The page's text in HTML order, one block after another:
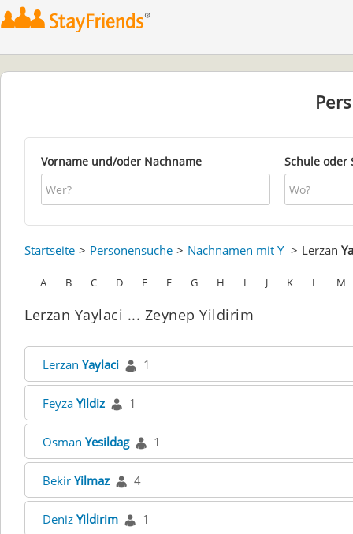
Vorname und/oder Nachname Schule oder
Startseite Personensuche Nachnamen mit Y Lerzan
A B C D E F G H I J K L M
Lerzan Yaylaci ... Zeynep Yildirim
Lerzan Yaylaci 1
Feyza Yildiz 1
Osman Yesildag 1
Bekir Yilmaz 4
Deniz Yildirim 1